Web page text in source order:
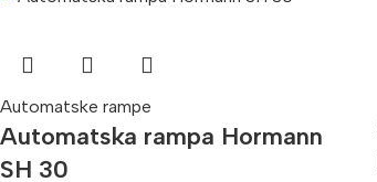
Automatske rampe
Automatska rampa Hormann
SH 30